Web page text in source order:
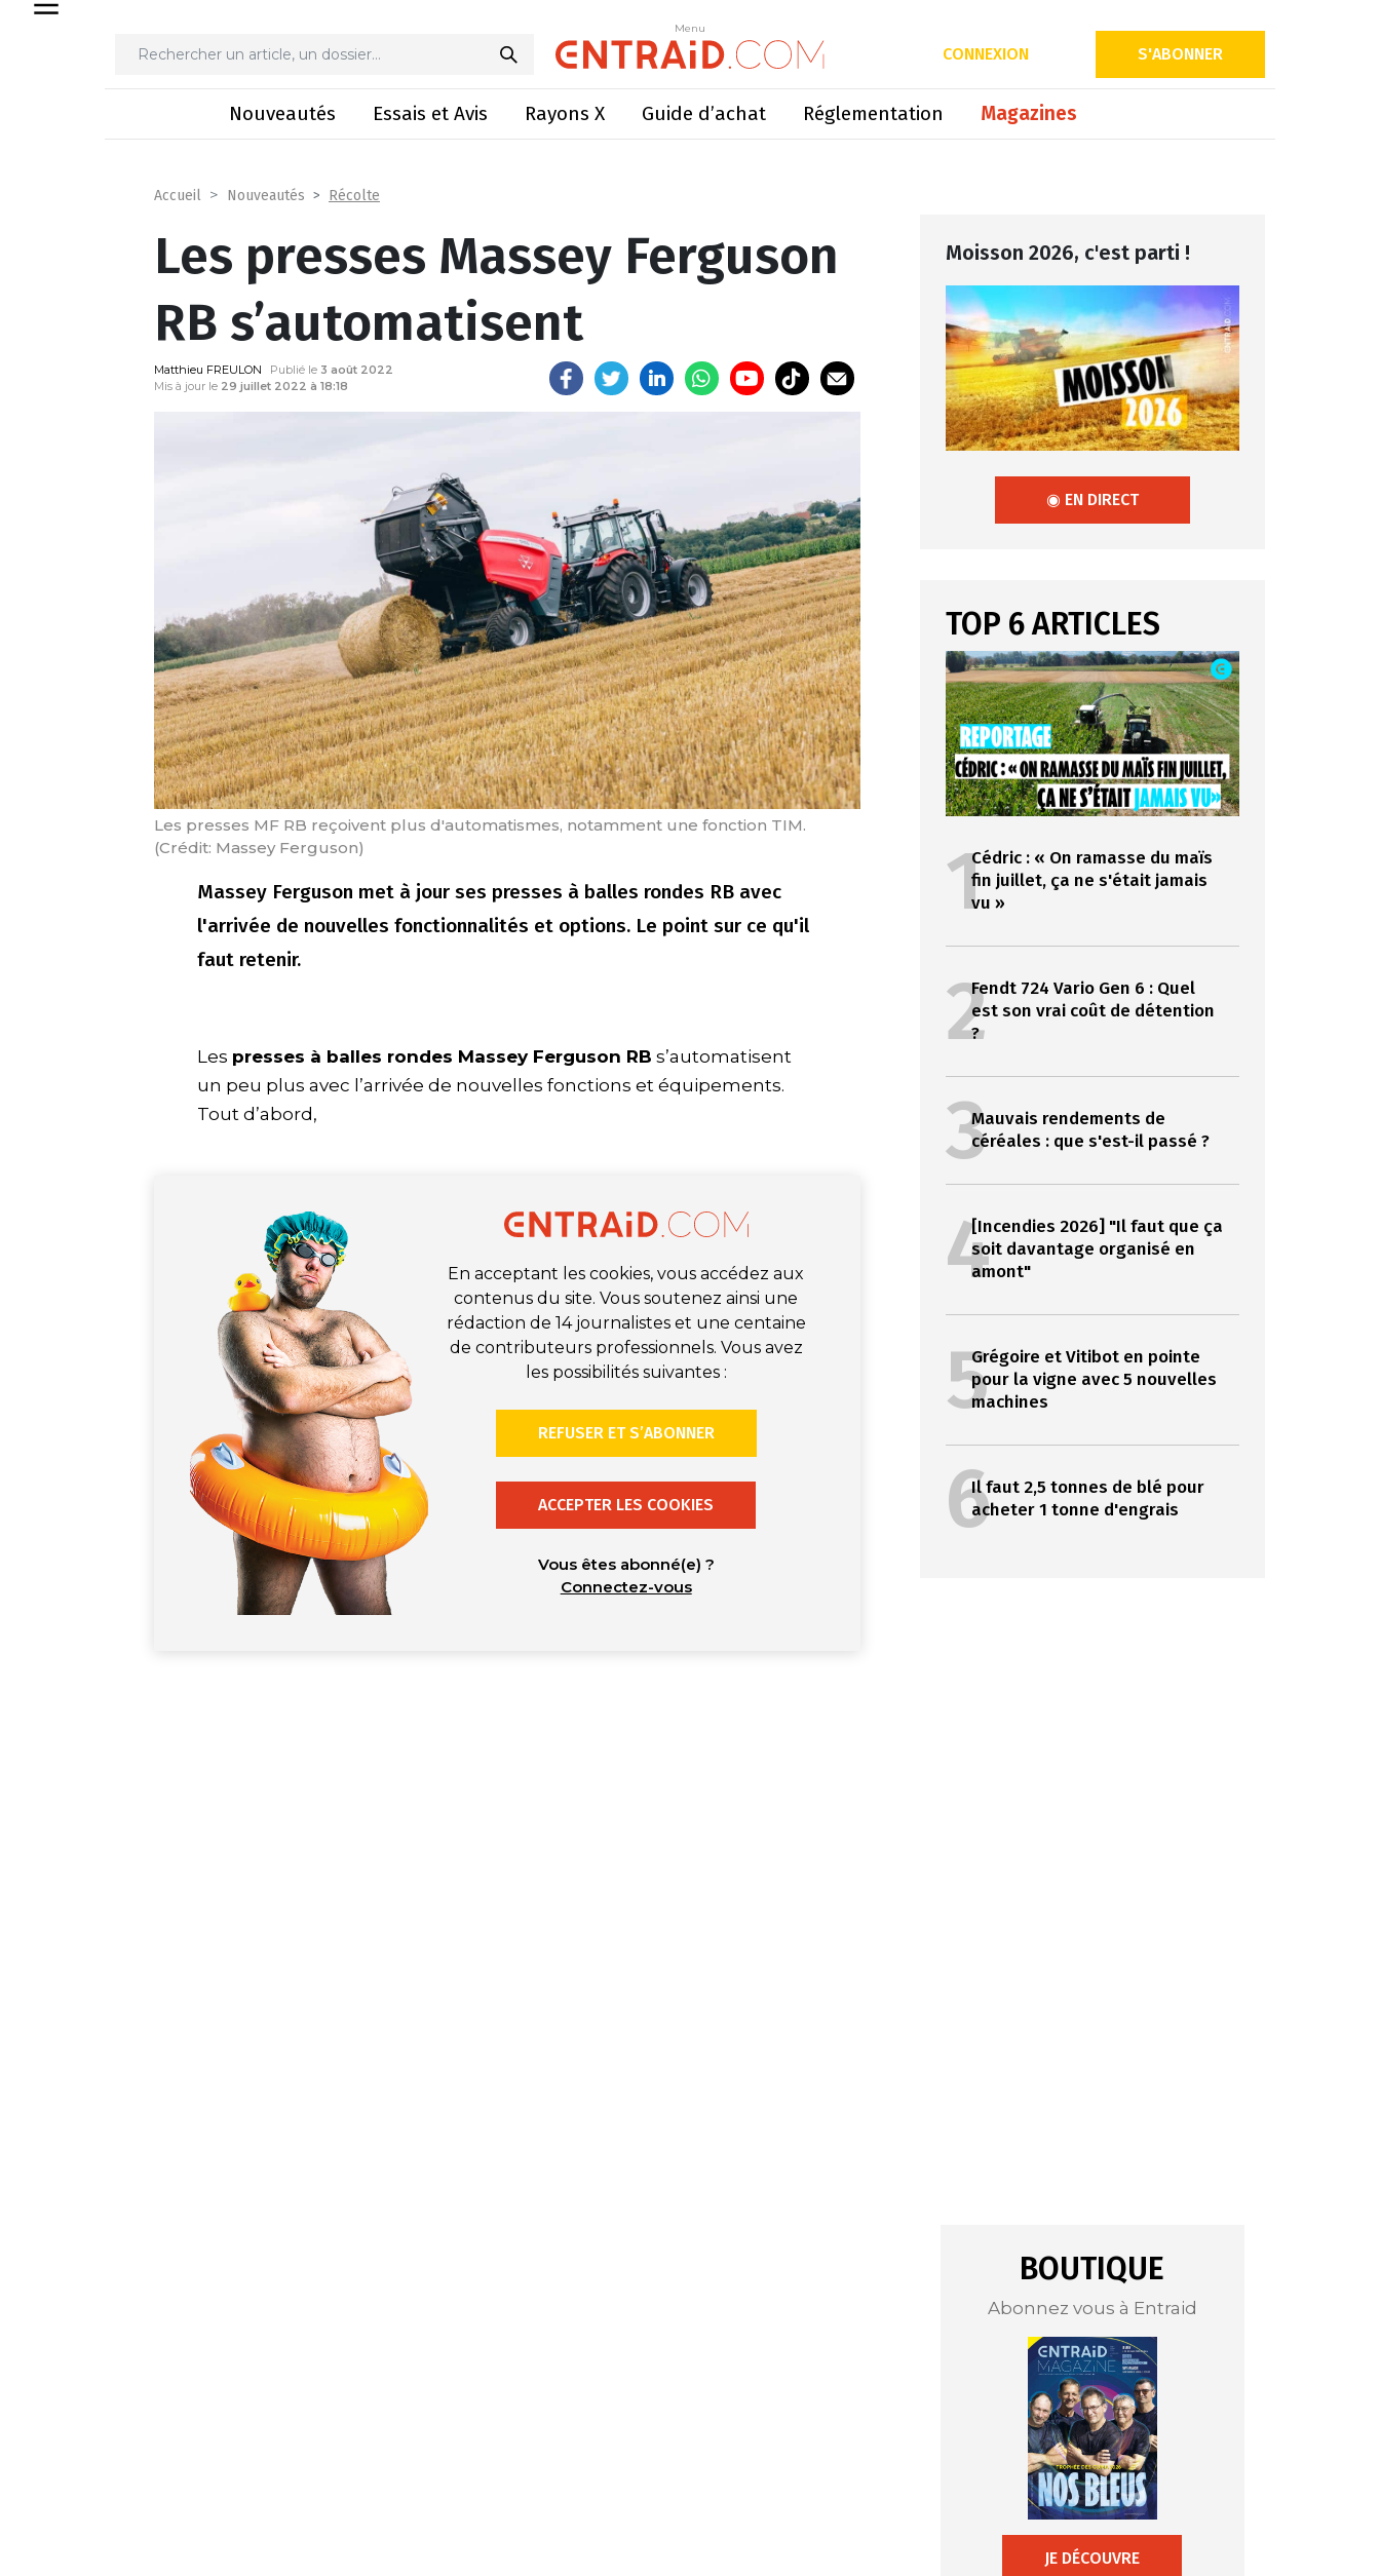
Menu
CONNEXION S'ABONNER
Nouveautés Essais et Avis Rayons X Guide d’achat Réglementation Magazines
Menu
Les presses Massey Ferguson RB s’automatisent
Accueil Nouveautés Récolte
Les presses Massey Ferguson
RB s’automatisent
Matthieu FREULON Publié le 3 août 2022
Mis à jour le 29 juillet 2022 à 18:18
Les presses MF RB reçoivent plus d'automatismes, notamment une fonction TIM.
(Crédit: Massey Ferguson)
Massey Ferguson met à jour ses presses à balles rondes RB avec
l'arrivée de nouvelles fonctionnalités et options. Le point sur ce qu'il
faut retenir.
Les presses à balles rondes Massey Ferguson RB s’automatisent
un peu plus avec l’arrivée de nouvelles fonctions et équipements.
Tout d’abord,
En acceptant les cookies, vous accédez aux
contenus du site. Vous soutenez ainsi une
rédaction de 14 journalistes et une centaine
de contributeurs professionnels. Vous avez
les possibilités suivantes :
REFUSER ET S’ABONNER
ACCEPTER LES COOKIES
Vous êtes abonné(e) ?
Connectez-vous
Moisson 2026, c'est parti !
◉ EN DIRECT
TOP 6 ARTICLES
1Cédric : « On ramasse du maïs
fin juillet, ça ne s'était jamais
vu »
2Fendt 724 Vario Gen 6 : Quel
est son vrai coût de détention
?
3Mauvais rendements de
céréales : que s'est-il passé ?
4[Incendies 2026] "Il faut que ça
soit davantage organisé en
amont"
5Grégoire et Vitibot en pointe
pour la vigne avec 5 nouvelles
machines
6Il faut 2,5 tonnes de blé pour
acheter 1 tonne d'engrais
BOUTIQUE
Abonnez vous à Entraid
JE DÉCOUVRE